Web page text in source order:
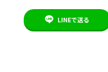
LINEで送る